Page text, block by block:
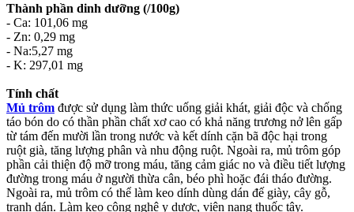
Thành phần dinh dưỡng (/100g)
- Ca: 101,06 mg
- Zn: 0,29 mg
- Na:5,27 mg
- K: 297,01 mg
Tính chất
Mủ trôm được sử dụng làm thức uống giải khát, giải độc và chống
táo bón do có thần phần chất xơ cao có khả năng trương nở lên gấp
từ tám đến mười lần trong nước và kết dính cặn bã độc hại trong
ruột già, tăng lượng phân và nhu động ruột. Ngoài ra, mủ trôm góp
phần cải thiện độ mỡ trong máu, tăng cảm giác no và điều tiết lượng
đường trong máu ở người thừa cân, béo phì hoặc đái tháo đường.
Ngoài ra, mủ trôm có thể làm keo dính dùng dán đế giày, cây gỗ,
tranh dán. Làm keo công nghệ y dược, viên nang thuốc tây.